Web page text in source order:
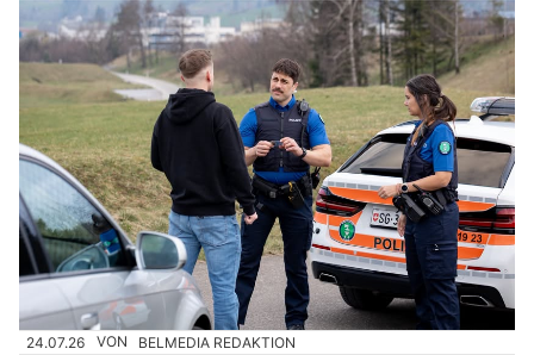
24.07.26 VON BELMEDIA REDAKTION